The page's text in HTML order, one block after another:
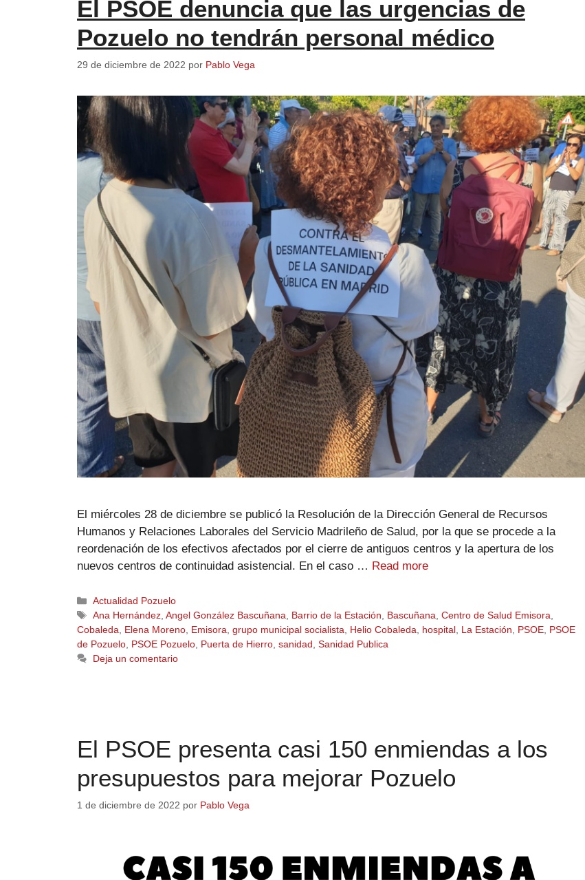
El PSOE denuncia que las urgencias de
Pozuelo no tendrán personal médico
29 de diciembre de 2022 por Pablo Vega
El miércoles 28 de diciembre se publicó la Resolución de la Dirección General de Recursos
Humanos y Relaciones Laborales del Servicio Madrileño de Salud, por la que se procede a la
reordenación de los efectivos afectados por el cierre de antiguos centros y la apertura de los
nuevos centros de continuidad asistencial. En el caso … Read more
Actualidad Pozuelo
Ana Hernández,Angel González Bascuñana, Barrio de la Estación, Bascuñana,Centro de Salud Emisora,
Cobaleda, Elena Moreno, Emisora, grupo municipal socialista, Helio Cobaleda, hospital, La Estación, PSOE, PSOE
de Pozuelo, PSOE Pozuelo, Puerta de Hierro, sanidad, Sanidad Publica
Deja un comentario
El PSOE presenta casi 150 enmiendas a los
presupuestos para mejorar Pozuelo
1 de diciembre de 2022 por Pablo Vega